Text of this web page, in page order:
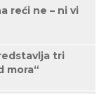
reći ne – ni vi
tri
mora“